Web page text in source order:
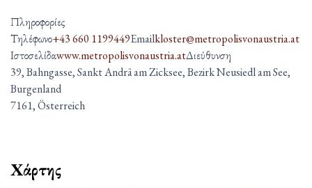
Πληροφορίες
Τηλέφωνο+43 660 1199449Emailkloster@metropolisvonaustria.at
Ιστοσελίδαwww.metropolisvonaustria.atΔιεύθυνση
39, Bahngasse, Sankt Andrä am Zicksee, Bezirk Neusiedl am See,
Burgenland
7161, Österreich
Χάρτης